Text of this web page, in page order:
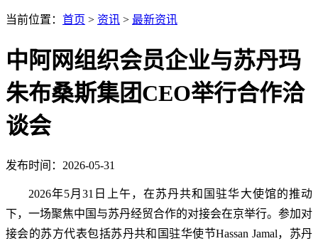
当前位置： 首页 > 资讯 > 最新资讯
中阿网组织会员企业与苏丹玛
朱布桑斯集团CEO举行合作洽
谈会
发布时间：2026-05-31
2026年5月31日上午，在苏丹共和国驻华大使馆的推动
下，一场聚焦中国与苏丹经贸合作的对接会在京举行。参加对
接会的苏方代表包括苏丹共和国驻华使节Hassan Jamal，苏丹